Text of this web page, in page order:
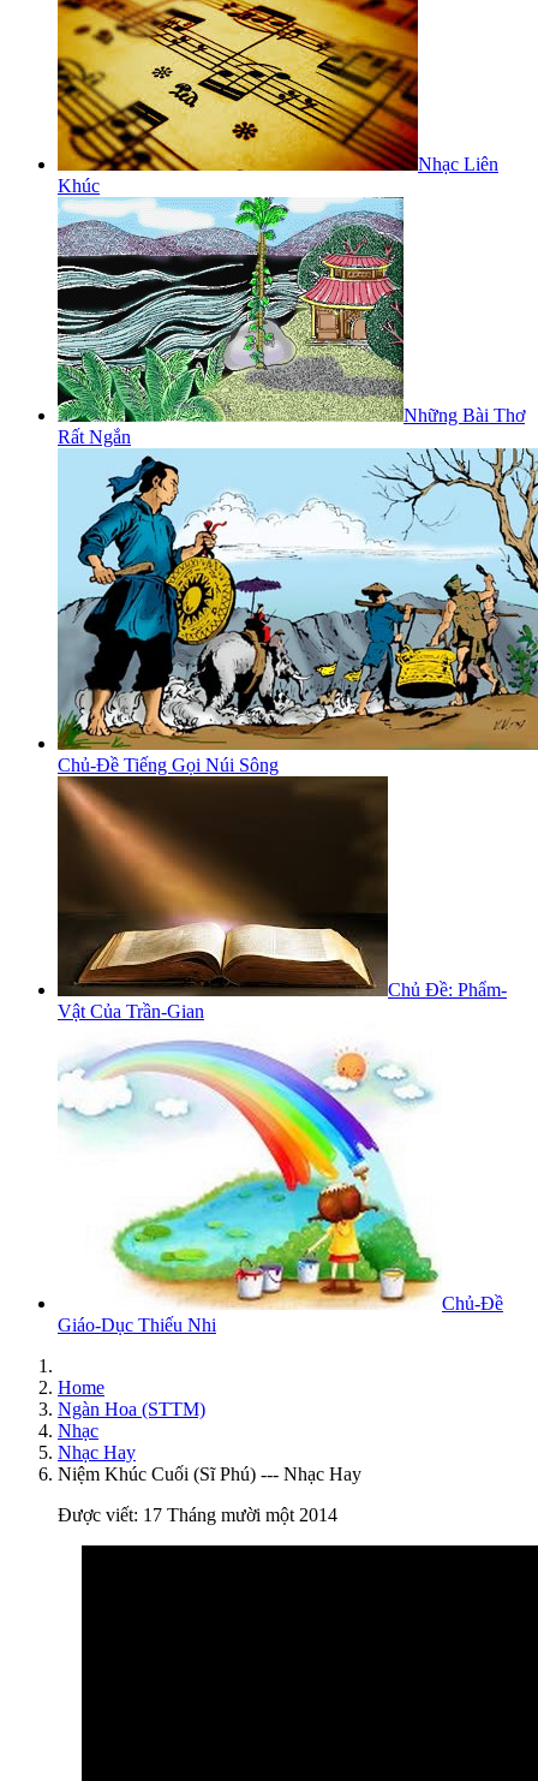
Nhạc Liên
Khúc
Những Bài Thơ
Rất Ngắn
Chủ-Đề Tiếng Gọi Núi Sông
Chủ Đề: Phẩm-
Vật Của Trần-Gian
Chủ-Đề
Giáo-Dục Thiếu Nhi
Home
Ngàn Hoa (STTM)
Nhạc
Nhạc Hay
Niệm Khúc Cuối (Sĩ Phú) --- Nhạc Hay
Được viết: 17 Tháng mười một 2014